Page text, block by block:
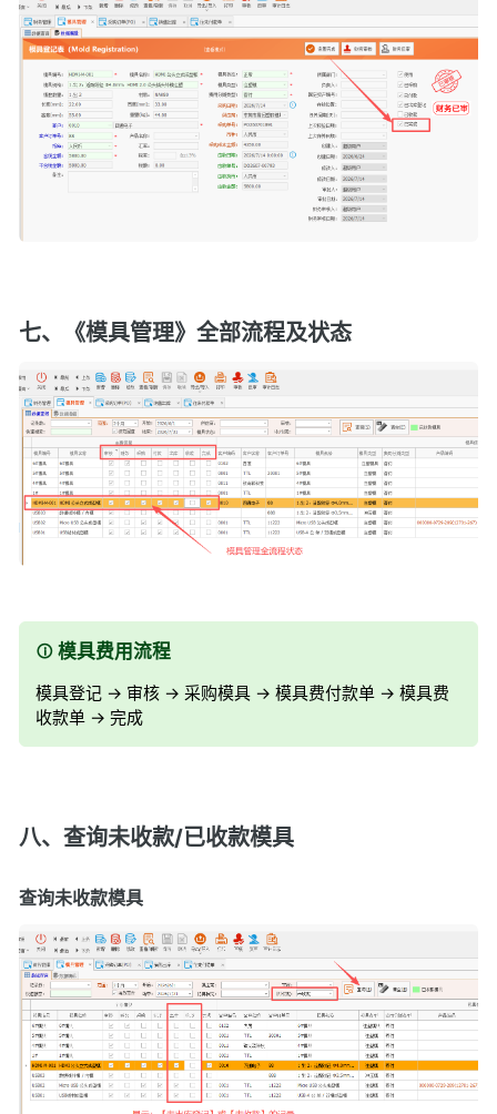
七、《模具管理》全部流程及状态
模具费用流程
模具登记 -> 审核 -> 采购模具 -> 模具费付款单 -> 模具费
收款单 -> 完成
八、查询未收款/已收款模具
查询未收款模具